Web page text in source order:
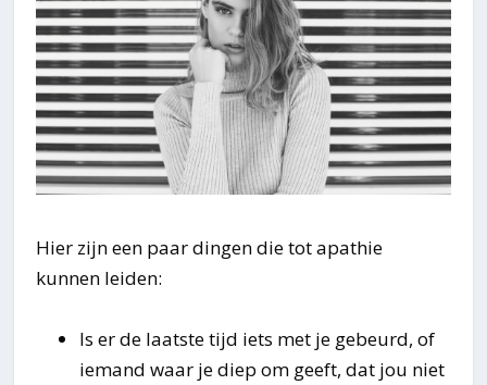
Hier zijn een paar dingen die tot apathie
kunnen leiden:
Is er de laatste tijd iets met je gebeurd, of
iemand waar je diep om geeft, dat jou niet